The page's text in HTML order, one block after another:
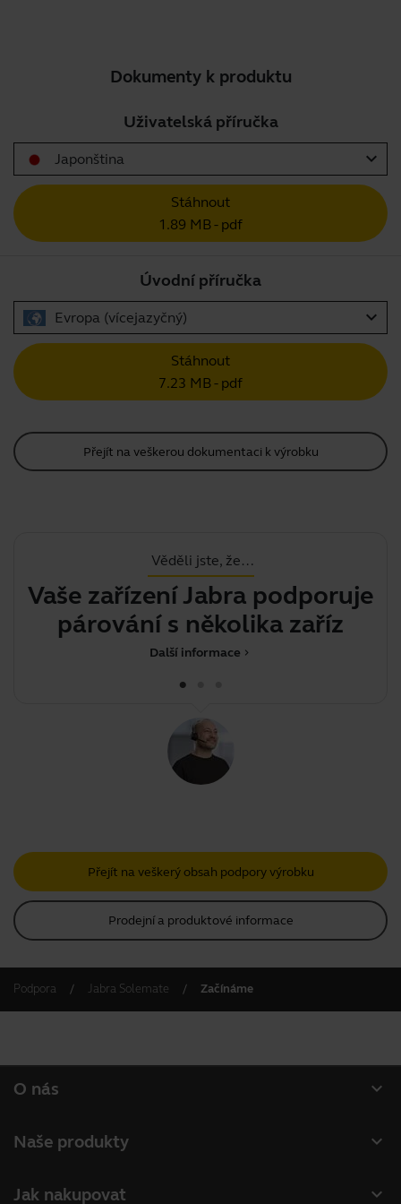
Dokumenty k produktu
Uživatelská příručka
Japonština expand_more
Stáhnout
1.89 MB - pdf
Úvodní příručka
Evropa (vícejazyčný) expand_more
Stáhnout
7.23 MB - pdf
Přejít na veškerou dokumentaci k výrobku
Věděli jste, že…
Vaše zařízení Jabra podporuje
párování s několika zařízením
chevron_right
Další informace
Přejít na veškerý obsah podpory výrobku
Prodejní a produktové informace
Podpora Jabra Solemate Začínáme
expand_more
O nás
Udržitelnost
expand_more
Naše produkty
expand_more
Jak nakupovat